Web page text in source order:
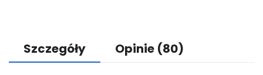
Szczegóły Opinie (80)